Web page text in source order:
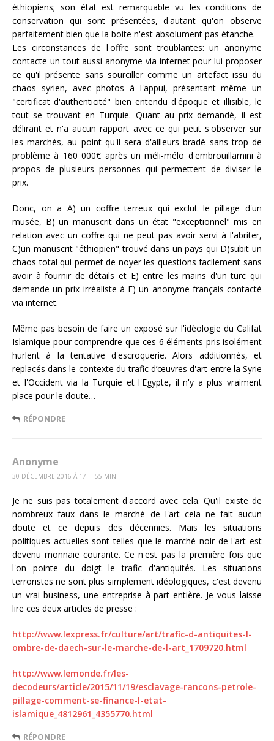
éthiopiens; son état est remarquable vu les conditions de
conservation qui sont présentées, d'autant qu'on observe
parfaitement bien que la boite n'est absolument pas étanche.
Les circonstances de l'offre sont troublantes: un anonyme
contacte un tout aussi anonyme via internet pour lui proposer
ce qu'il présente sans sourciller comme un artefact issu du
chaos syrien, avec photos à l'appui, présentant même un
"certificat d'authenticité" bien entendu d'époque et illisible, le
tout se trouvant en Turquie. Quant au prix demandé, il est
délirant et n'a aucun rapport avec ce qui peut s'observer sur
les marchés, au point qu'il sera d'ailleurs bradé sans trop de
problème à 160 000€ après un méli-mélo d'embrouillamini à
propos de plusieurs personnes qui permettent de diviser le
prix.
Donc, on a A) un coffre terreux qui exclut le pillage d'un
musée, B) un manuscrit dans un état "exceptionnel" mis en
relation avec un coffre qui ne peut pas avoir servi à l'abriter,
C)un manuscrit "éthiopien" trouvé dans un pays qui D)subit un
chaos total qui permet de noyer les questions facilement sans
avoir à fournir de détails et E) entre les mains d'un turc qui
demande un prix irréaliste à F) un anonyme français contacté
via internet.
Même pas besoin de faire un exposé sur l'idéologie du Califat
Islamique pour comprendre que ces 6 éléments pris isolément
hurlent à la tentative d'escroquerie. Alors additionnés, et
replacés dans le contexte du trafic d’œuvres d'art entre la Syrie
et l'Occident via la Turquie et l'Egypte, il n'y a plus vraiment
place pour le doute…
RÉPONDRE
Anonyme
30 DÉCEMBRE 2016 Á 17 H 55 MIN
Je ne suis pas totalement d'accord avec cela. Qu'il existe de
nombreux faux dans le marché de l'art cela ne fait aucun
doute et ce depuis des décennies. Mais les situations
politiques actuelles sont telles que le marché noir de l'art est
devenu monnaie courante. Ce n'est pas la première fois que
l'on pointe du doigt le trafic d'antiquités. Les situations
terroristes ne sont plus simplement idéologiques, c'est devenu
un vrai business, une entreprise à part entière. Je vous laisse
lire ces deux articles de presse :
http://www.lexpress.fr/culture/art/trafic-d-antiquites-l-
ombre-de-daech-sur-le-marche-de-l-art_1709720.html
http://www.lemonde.fr/les-
decodeurs/article/2015/11/19/esclavage-rancons-petrole-
pillage-comment-se-finance-l-etat-
islamique_4812961_4355770.html
RÉPONDRE